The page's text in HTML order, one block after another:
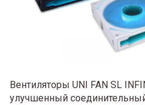
Вентиляторы UNI FAN SL
улучшенный